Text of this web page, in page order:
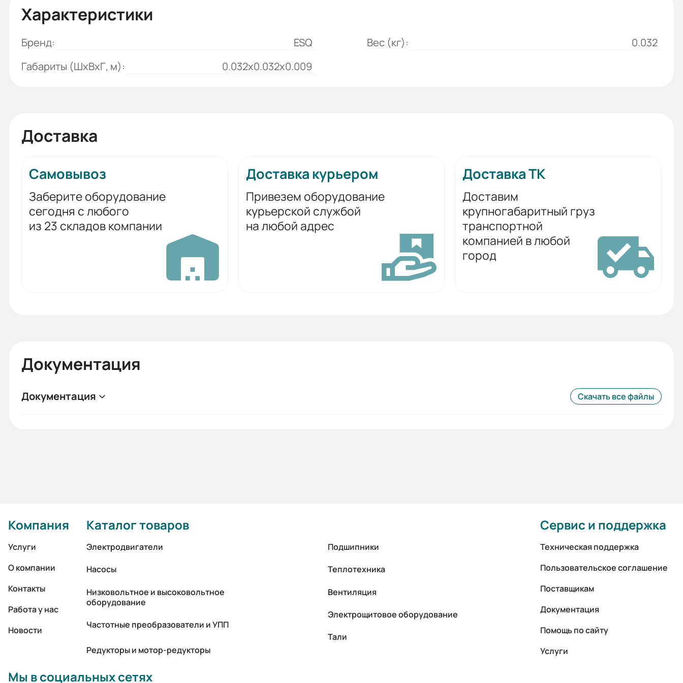
Характеристики
Бренд: ESQ Вес (кг):
0.032
Габариты (ШхВхГ, м):
0.032x0.032x0.009
Доставка
Самовывоз
Заберите оборудование
сегодня с любого
из 23 складов компании
Доставка курьером
Привезем оборудование
курьерской службой
на любой адрес
Доставка ТК
Доставим
крупногабаритный груз
транспортной
компанией в любой
город
Документация
Документация Скачать все файлы
Компания
Услуги
О компании
Контакты
Работа у нас
Новости
Каталог товаров
Электродвигатели
Насосы
Низковольтное и высоковольтное
оборудование
Частотные преобразователи и УПП
Редукторы и мотор-редукторы
Подшипники
Теплотехника
Вентиляция
Электрощитовое оборудование
Тали
Сервис и поддержка
Техническая поддержка
Пользовательское соглашение
Поставщикам
Документация
Помощь по сайту
Услуги
Мы в социальных сетях